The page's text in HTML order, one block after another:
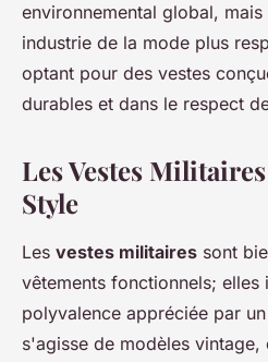
environnemental global,
industrie de la mode plus
optant pour des vestes
durables et dans le respect
Les Vestes
Style
Les vestes militaires sont
vêtements fonctionnels; elles
polyvalence appréciée par
s'agisse de modèles vintage,